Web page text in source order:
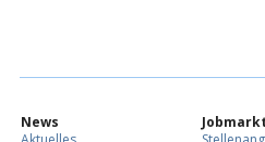
News
Jobmarkt